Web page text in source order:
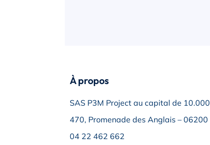
À propos
SAS P3M Project au capital de
470, Promenade des Anglais – 06200
04 22 462 662